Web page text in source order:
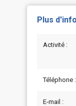
Plus
Activité :
Téléphone :
E-mail :